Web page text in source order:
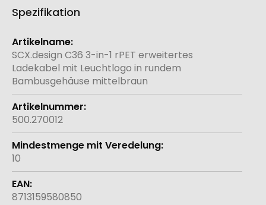
Spezifikation
Weitere
Informationen
SCX.design C36 3-in-1 rPET erweitertes
Ladekabel mit Leuchtlogo in rundem
Bambusgehäuse mittelbraun
500.270012
10
8713159580850